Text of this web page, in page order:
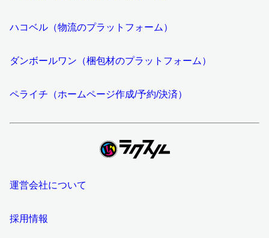
ハコベル（物流のプラットフォーム）
ダンボールワン（梱包材のプラットフォーム）
ペライチ（ホームページ作成/予約/決済）
運営会社について
採用情報